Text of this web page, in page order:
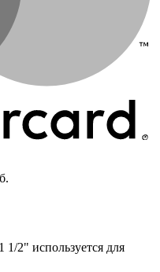
2" используется для